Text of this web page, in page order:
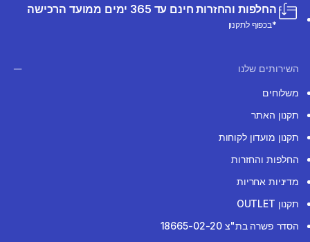
החלפות והחזרות חינם עד 365 ימים ממועד הרכישה
*בכפוף לתקנון
השירותים שלנו
משלוחים
תקנון האתר
תקנון מועדון לקוחות
החלפות והחזרות
מדיניות אחריות
תקנון OUTLET
הסדר פשרה בת"צ 18665-02-20